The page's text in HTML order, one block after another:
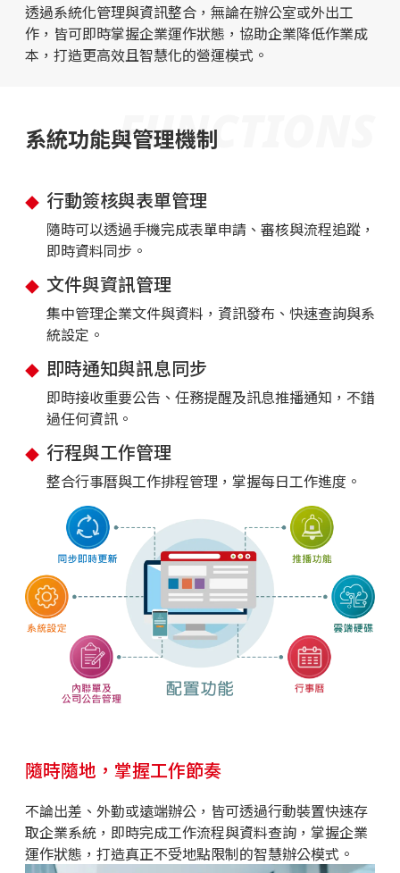
透過系統化管理與資訊整合，無論在辦公室或外出工
作，皆可即時掌握企業運作狀態，協助企業降低作業成
本，打造更高效且智慧化的營運模式。
系統功能與管理機制
FUNCTIONS
行動簽核與表單管理
隨時可以透過手機完成表單申請、審核與流程追蹤，
即時資料同步。
文件與資訊管理
集中管理企業文件與資料，資訊發布、快速查詢與系
統設定。
即時通知與訊息同步
即時接收重要公告、任務提醒及訊息推播通知，不錯
過任何資訊。
行程與工作管理
整合行事曆與工作排程管理，掌握每日工作進度。
隨時隨地，掌握工作節奏
不論出差、外勤或遠端辦公，皆可透過行動裝置快速存
取企業系統，即時完成工作流程與資料查詢，掌握企業
運作狀態，打造真正不受地點限制的智慧辦公模式。